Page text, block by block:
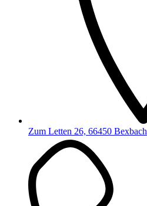
Zum Letten 26, 66450 Bexbach